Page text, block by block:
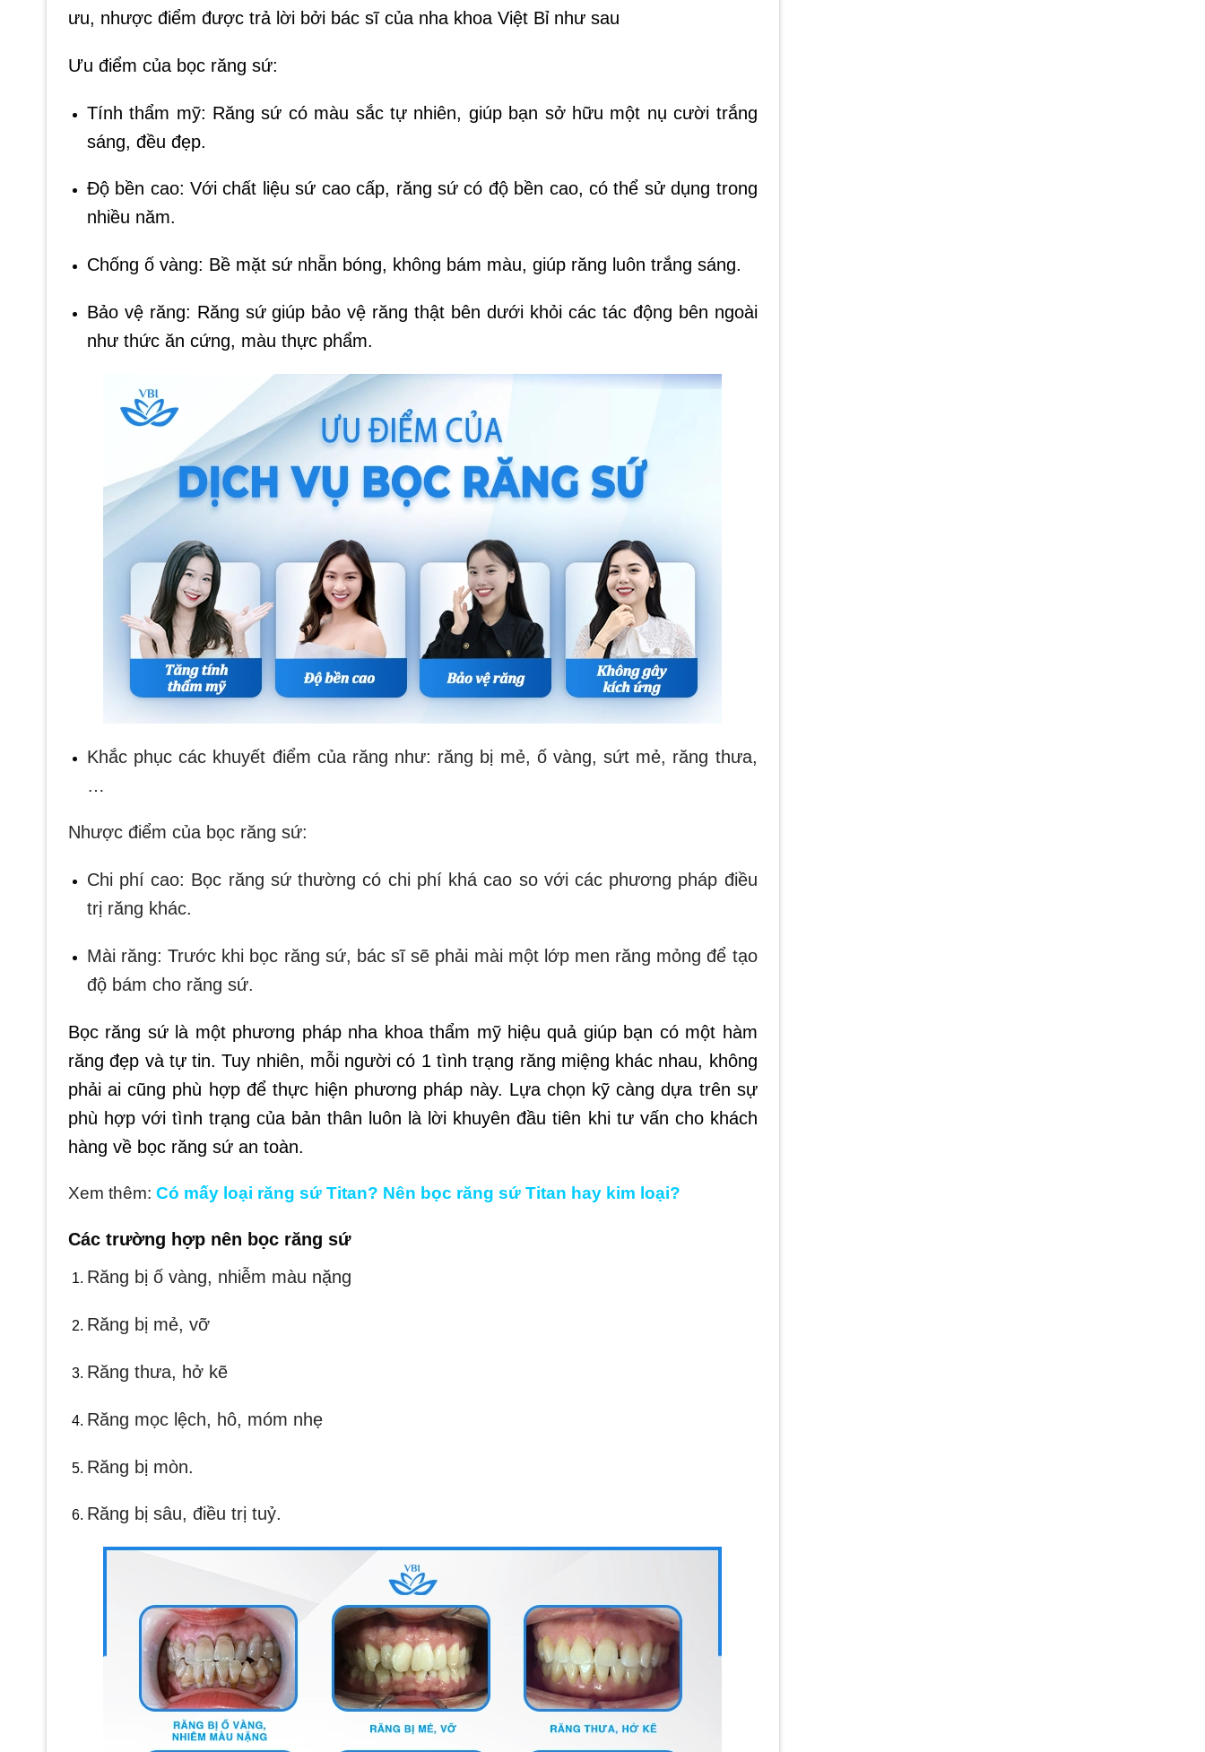
ưu, nhược điểm được trả lời bởi bác sĩ của nha khoa Việt Bỉ như sau
Ưu điểm của bọc răng sứ:
Tính thẩm mỹ: Răng sứ có màu sắc tự nhiên, giúp bạn sở hữu một nụ cười trắng
sáng, đều đẹp.
Độ bền cao: Với chất liệu sứ cao cấp, răng sứ có độ bền cao, có thể sử dụng trong
nhiều năm.
Chống ố vàng: Bề mặt sứ nhẵn bóng, không bám màu, giúp răng luôn trắng sáng.
Bảo vệ răng: Răng sứ giúp bảo vệ răng thật bên dưới khỏi các tác động bên ngoài
như thức ăn cứng, màu thực phẩm.
Khắc phục các khuyết điểm của răng như: răng bị mẻ, ố vàng, sứt mẻ, răng thưa,
…
Nhược điểm của bọc răng sứ:
Chi phí cao: Bọc răng sứ thường có chi phí khá cao so với các phương pháp điều
trị răng khác.
Mài răng: Trước khi bọc răng sứ, bác sĩ sẽ phải mài một lớp men răng mỏng để tạo
độ bám cho răng sứ.
Bọc răng sứ là một phương pháp nha khoa thẩm mỹ hiệu quả giúp bạn có một hàm
răng đẹp và tự tin. Tuy nhiên, mỗi người có 1 tình trạng răng miệng khác nhau, không
phải ai cũng phù hợp để thực hiện phương pháp này. Lựa chọn kỹ càng dựa trên sự
phù hợp với tình trạng của bản thân luôn là lời khuyên đầu tiên khi tư vấn cho khách
hàng về bọc răng sứ an toàn.
Xem thêm: Có mấy loại răng sứ Titan? Nên bọc răng sứ Titan hay kim loại?
Các trường hợp nên bọc răng sứ
Răng bị ố vàng, nhiễm màu nặng
Răng bị mẻ, vỡ
Răng thưa, hở kẽ
Răng mọc lệch, hô, móm nhẹ
Răng bị mòn.
Răng bị sâu, điều trị tuỷ.